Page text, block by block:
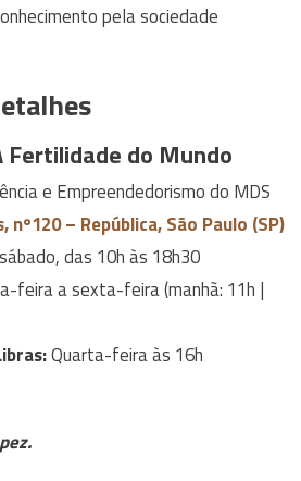
pela sociedade
Fertilidade do Mundo
e Empreendedorismo do MDS
nº120 – República, São Paulo (SP)
das 10h às 18h30
feira a sexta-feira (manhã: 11h |
Quarta-feira às 16h